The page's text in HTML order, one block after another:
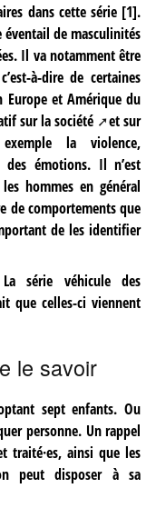
dans cette série [1].
éventail de masculinités
Il va notamment être
à-dire decertaines
Europe et Amérique du
sur la société
et sur
la violence,
des émotions. Il n’est
hommes en général
de comportements que
de les identifier
série véhicule des
que celles-ci viennent
le savoir
sept enfants. Ou
personne. Un rappel
traité·es, ainsi que les
peut disposer à sa